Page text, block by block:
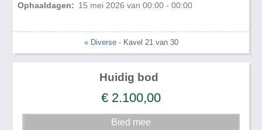
Ophaaldagen: 15 mei 2026 van 00:00 - 00:00
« Diverse- Kavel 21 van 30
Huidig bod
€ 2.100,00